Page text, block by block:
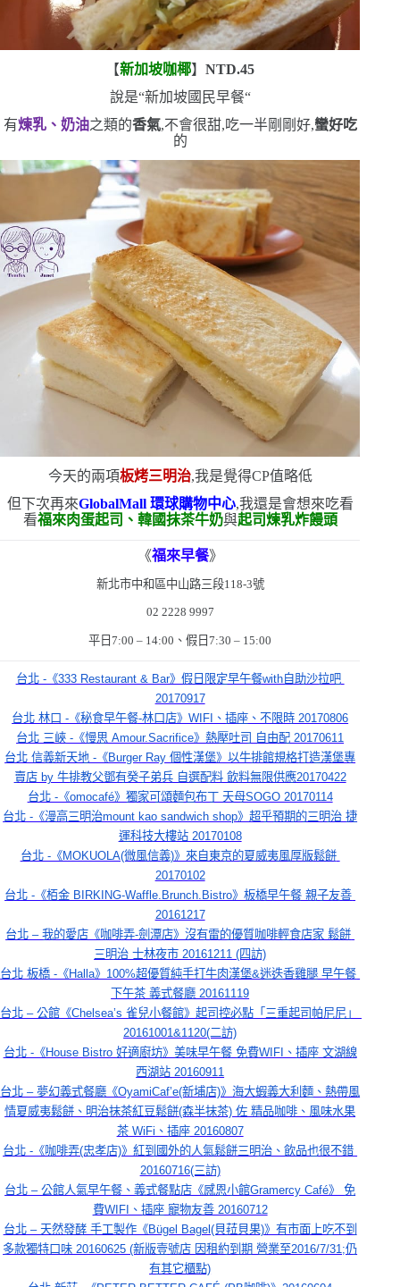
【新加坡咖椰】NTD.45
說是“新加坡國民早餐“
有煉乳、奶油之類的香氣,不會很甜,吃一半剛剛好,蠻好吃
的
今天的兩項板烤三明治,我是覺得CP值略低
但下次再來GlobalMall 環球購物中心,我還是會想來吃看
看福來肉蛋起司、韓國抹茶牛奶與起司煉乳炸饅頭
《福來早餐》
新北市中和區中山路三段118-3號
02 2228 9997
平日7:00 – 14:00 、假日7:30 – 15:00
台北 -《333 Restaurant & Bar》假日限定早午餐with自助沙拉吧
20170917
台北 林口 -《秘食早午餐-林口店》WIFI、插座、不限時 20170806
台北 三峽 -《慢思 Amour.Sacrifice》熱壓吐司 自由配 20170611
台北 信義新天地 -《Burger Ray 個性漢堡》以牛排館規格打造漢堡專
賣店 by 牛排教父鄧有癸子弟兵 自選配料 飲料無限供應20170422
台北 -《omocafé》獨家可頌麵包布丁 天母SOGO 20170114
台北 -《漫高三明治mount kao sandwich shop》超乎預期的三明治 捷
運科技大樓站 20170108
台北 -《MOKUOLA(微風信義)》來自東京的夏威夷風厚版鬆餅
20170102
台北 -《栢金 BIRKING-Waffle.Brunch.Bistro》板橋早午餐 親子友善
20161217
台北 – 我的愛店《咖啡弄-劍潭店》沒有雷的優質咖啡輕食店家 鬆餅
三明治 士林夜市 20161211 (四訪)
台北 板橋 -《Halla》100%超優質純手打牛肉漢堡&迷迭香雞腿 早午餐
下午茶 義式餐廳 20161119
台北 – 公館《Chelsea’s 雀兒小餐館》起司控必點「三重起司帕尼尼」
20161001&1120(二訪)
台北 -《House Bistro 好適廚坊》美味早午餐 免費WIFI、插座 文湖線
西湖站 20160911
台北 – 夢幻義式餐廳《OyamiCaf’e(新埔店)》海大蝦義大利麵、熱帶風
情夏威夷鬆餅、明治抹茶紅豆鬆餅(森半抹茶) 佐 精品咖啡、風味水果
茶 WiFi、插座 20160807
台北 -《咖啡弄(忠孝店)》紅到國外的人氣鬆餅三明治、飲品也很不錯
20160716(三訪)
台北 – 公館人氣早午餐、義式餐點店《感恩小館Gramercy Café》 免
費WIFI、插座 寵物友善 20160712
台北 – 天然發酵 手工製作《Bügel Bagel(貝菈貝果)》有市面上吃不到
多款獨特口味 20160625 (新版壹號店 因租約到期 營業至2016/7/31;仍
有其它櫃點)